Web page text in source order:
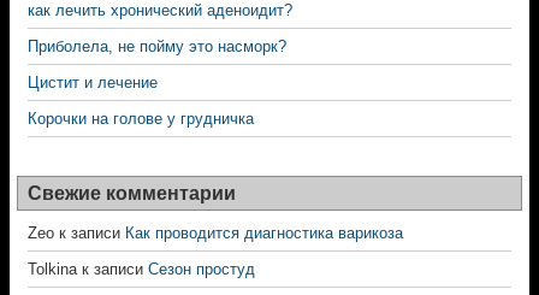
как лечить хронический аденоидит?
Приболела, не пойму это насморк?
Цистит и лечение
Корочки на голове у грудничка
Свежие комментарии
Zeo к записи Как проводится диагностика варикоза
Tolkinaк записи Сезон простуд